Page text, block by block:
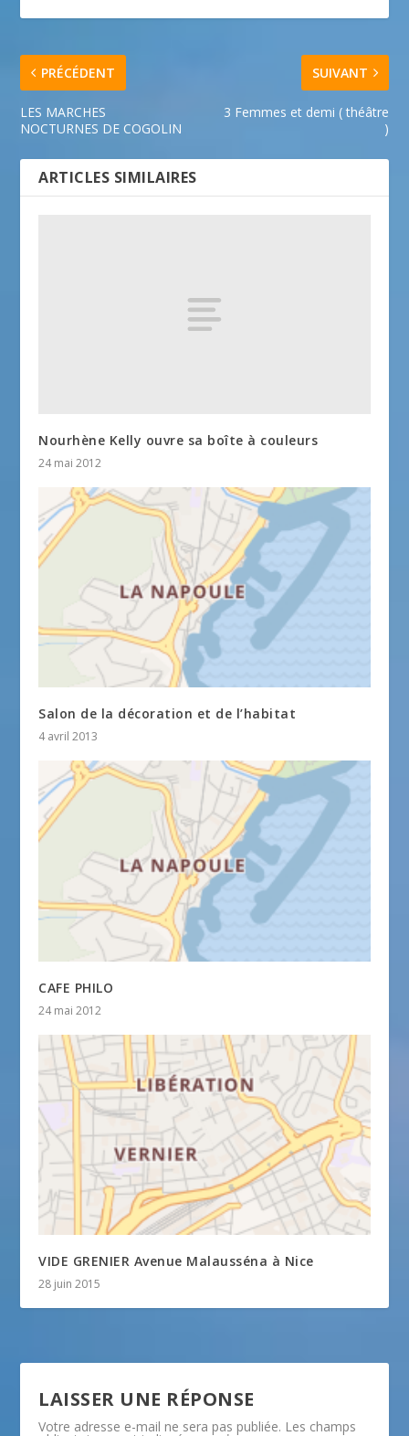
PRÉCÉDENT
LES MARCHES
NOCTURNES DE COGOLIN
SUIVANT
3 Femmes et demi ( théâtre
)
ARTICLES SIMILAIRES
Nourhène Kelly ouvre sa boîte à couleurs
24 mai 2012
Salon de la décoration et de l’habitat
4 avril 2013
CAFE PHILO
24 mai 2012
VIDE GRENIER Avenue Malausséna à Nice
28 juin 2015
LAISSER UNE RÉPONSE
Votre adresse e-mail ne sera pas publiée. Les champs